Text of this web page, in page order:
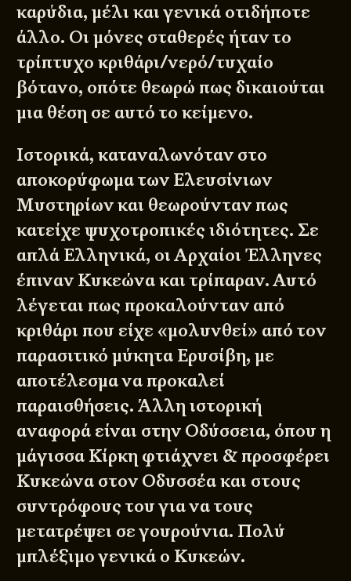
καρύδια, μέλι και γενικά οτιδήποτε
άλλο. Οι μόνες σταθερές ήταν το
τρίπτυχο κριθάρι/νερό/τυχαίο
βότανο, οπότε θεωρώ πως δικαιούται
μια θέση σε αυτό το κείμενο.
Ιστορικά, καταναλωνόταν στο
αποκορύφωμα των Ελευσίνιων
Μυστηρίων και θεωρούνταν πως
κατείχε ψυχοτροπικές ιδιότητες. Σε
απλά Ελληνικά, οι Αρχαίοι Έλληνες
έπιναν Κυκεώνα και τρίπαραν. Αυτό
λέγεται πως προκαλούνταν από
κριθάρι που είχε «μολυνθεί» από τον
παρασιτικό μύκητα Ερυσίβη, με
αποτέλεσμα να προκαλεί
παραισθήσεις. Άλλη ιστορική
αναφορά είναι στην Οδύσσεια, όπου η
μάγισσα Κίρκη φτιάχνει & προσφέρει
Κυκεώνα στον Οδυσσέα και στους
συντρόφους του για να τους
μετατρέψει σε γουρούνια. Πολύ
μπλέξιμο γενικά ο Κυκεών.